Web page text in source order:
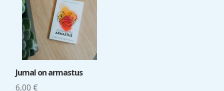
Jumal on armastus
6,00 €